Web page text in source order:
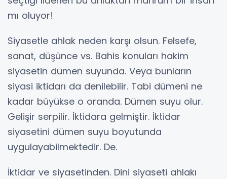
mı oluyor!
Siyasetle ahlak neden karşı olsun. Felsefe,
sanat, düşünce vs. Bahis konuları hakim
siyasetin dümen suyunda. Veya bunların
siyasi iktidarı da denilebilir. Tabi dümeni ne
kadar büyükse o oranda. Dümen suyu olur.
Gelişir serpilir. İktidara gelmiştir. İktidar
siyasetini dümen suyu boyutunda
uygulayabilmektedir. De.
İktidar ve siyasetinden. Dini siyaseti ahlakı